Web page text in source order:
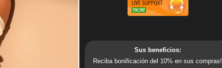
Sus beneficios:
Reciba bonificación del 10% en sus compras!